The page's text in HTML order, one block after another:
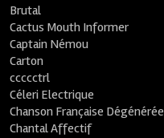
Brutal
Cactus Mouth Informer
Captain Némou
Carton
ccccctrl
Céleri Electrique
Chanson Française Dégénérée
Chantal Affectif